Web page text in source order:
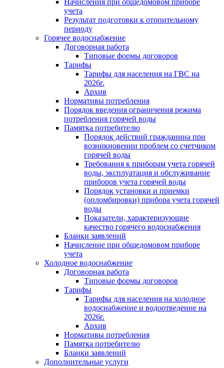
Начисления при общедомовом приборе
учета
Результат подготовки к отопительному
периоду
Горячее водоснабжение
Договорная работа
Типовые формы договоров
Тарифы
Тарифы для населения на ГВС на
2026г.
Архив
Нормативы потребления
Порядок введения ограничения режима
потребления горячей воды
Памятка потребителю
Порядок действий гражданина при
возникновении проблем со счетчиком
горячей воды
Требования к приборам учета горячей
воды, эксплуатация и обслуживание
приборов учета горячей воды
Порядок установки и приемки
(опломбировки) прибора учета горячей
воды
Показатели, характеризующие
качество горячего водоснабжения
Бланки заявлений
Начисление при общедомовом приборе
учета
Холодное водоснабжение
Договорная работа
Типовые формы договоров
Тарифы
Тарифы для населения на холодное
водоснабжение и водоотведение на
2026г.
Архив
Нормативы потребления
Памятка потребителю
Бланки заявлений
Дополнительные услуги